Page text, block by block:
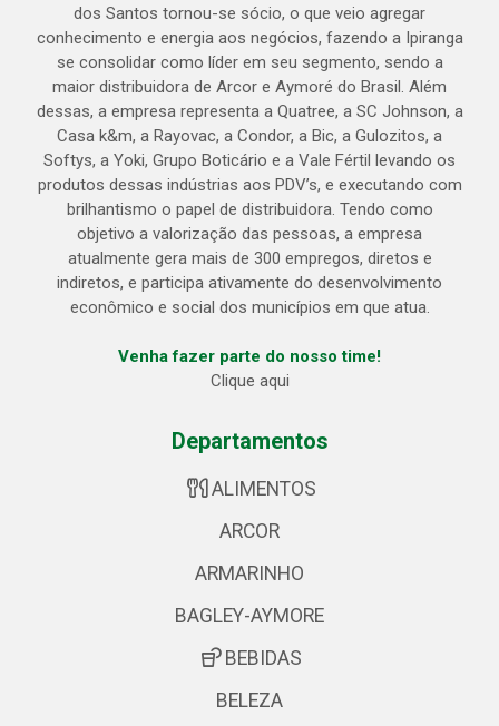
dos Santos tornou-se sócio, o que veio agregar
conhecimento e energia aos negócios, fazendo a Ipiranga
se consolidar como líder em seu segmento, sendo a
maior distribuidora de Arcor e Aymoré do Brasil. Além
dessas, a empresa representa a Quatree, a SC Johnson, a
Casa k&m, a Rayovac, a Condor, a Bic, a Gulozitos, a
Softys, a Yoki, Grupo Boticário e a Vale Fértil levando os
produtos dessas indústrias aos PDV’s, e executando com
brilhantismo o papel de distribuidora. Tendo como
objetivo a valorização das pessoas, a empresa
atualmente gera mais de 300 empregos, diretos e
indiretos, e participa ativamente do desenvolvimento
econômico e social dos municípios em que atua.
Venha fazer parte do nosso time!
Clique aqui
Departamentos
ALIMENTOS
ARCOR
ARMARINHO
BAGLEY-AYMORE
BEBIDAS
BELEZA